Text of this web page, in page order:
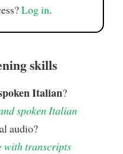
Log in.
skills
Italian?
spoken Italian
audio?
with transcripts